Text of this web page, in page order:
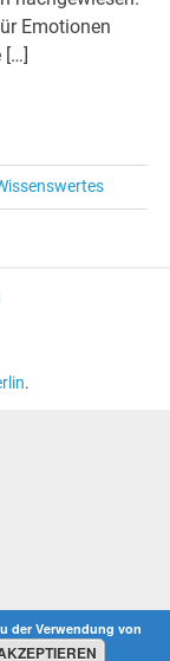
Emotionen
[…]
.
der Verwendung von